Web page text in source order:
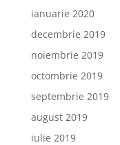
ianuarie 2020
decembrie 2019
noiembrie 2019
octombrie 2019
septembrie 2019
august 2019
iulie 2019